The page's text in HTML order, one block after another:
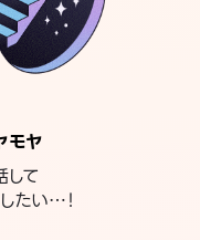
モヤ
て
たい…！